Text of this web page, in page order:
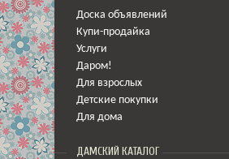
Доска объявлений
Купи-продайка
Услуги
Даром!
Для взрослых
Детские покупки
Для дома
ДАМСКИЙ КАТАЛОГ